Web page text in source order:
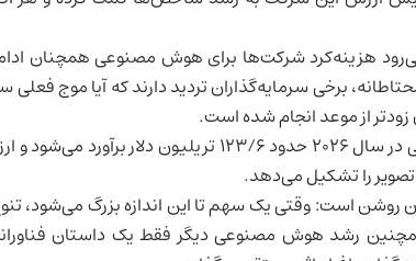
هزینه‌کرد شرکت‌ها برای هوش مصنوعی همچنان
محتاطانه، برخی سرمایه‌گذاران تردید دارند که آیا موج
زودتر از موعد انجام شده است.
در سال ۲۰۲۶ حدود ۱۲۳/۶ تریلیون دلار
را تشکیل می‌دهد.
روشن است: وقتی یک سهم تا این اندازه بزرگ می‌شود،
رشد هوش مصنوعی دیگر فقط یک داستان فناورانه